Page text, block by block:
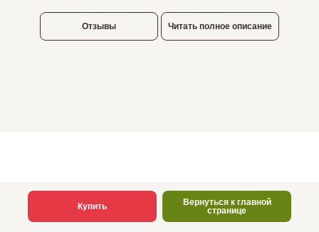
Читать полное описание
Отзывы
Вернуться к главной
странице
Купить